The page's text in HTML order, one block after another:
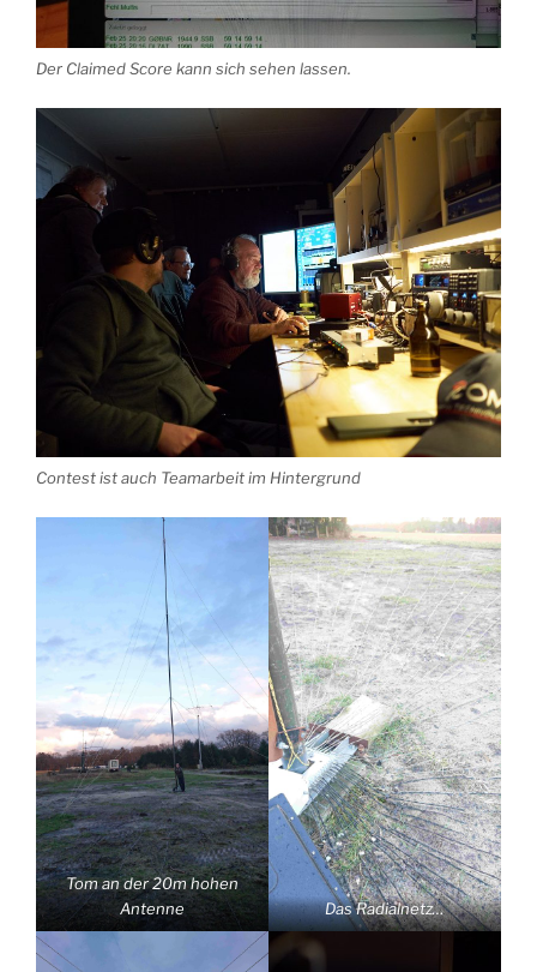
Der Claimed Score kann sich sehen lassen.
Contest ist auch Teamarbeit im Hintergrund
Tom an der 20m hohen
Antenne
Das Radialnetz…